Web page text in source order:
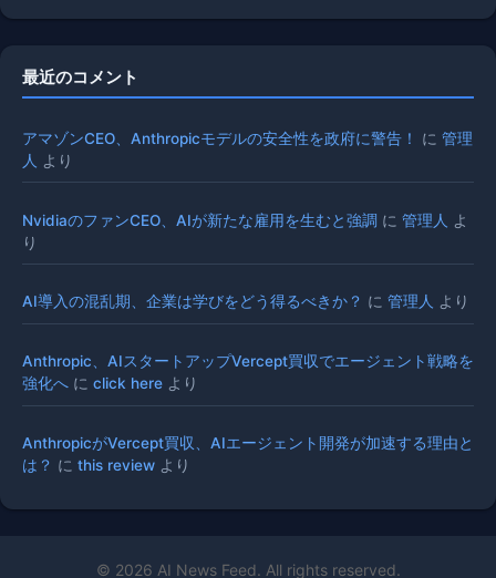
最近のコメント
アマゾンCEO、Anthropicモデルの安全性を政府に警告！ に 管理
人 より
NvidiaのファンCEO、AIが新たな雇用を生むと強調 に 管理人 よ
り
AI導入の混乱期、企業は学びをどう得るべきか？ に 管理人 より
Anthropic、AIスタートアップVercept買収でエージェント戦略を
強化へ に click here より
AnthropicがVercept買収、AIエージェント開発が加速する理由と
は？ に this review より
© 2026 AI News Feed. All rights reserved.